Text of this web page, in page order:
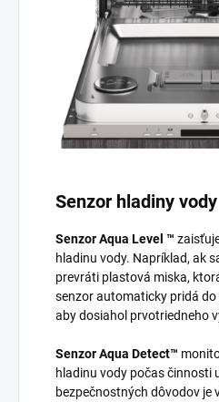
Senzor hladiny vody
Senzor Aqua Level ™
hladinu vody. Napríklad, ak
prevráti plastová miska,
senzor automaticky pridá do
aby dosiahol prvotriedneho
Senzor Aqua Detect™
hladinu vody počas činnosti
bezpečnostných dôvodov je